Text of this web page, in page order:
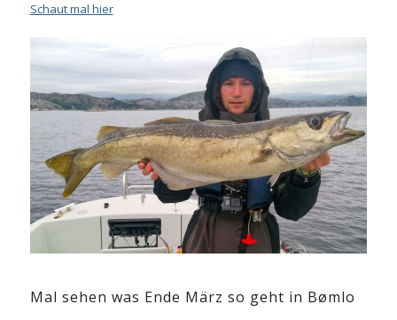
Schaut mal hier
Mal sehen was Ende März so geht in Bømlo